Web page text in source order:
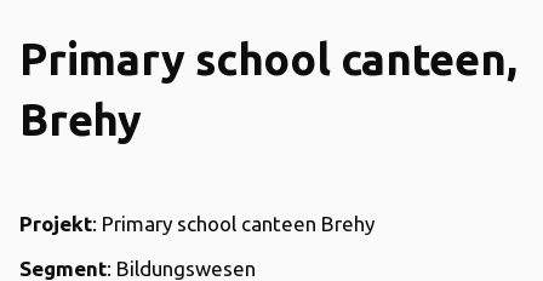
Primary school canteen,
Brehy
Projekt: Primary school canteen Brehy
Segment: Bildungswesen